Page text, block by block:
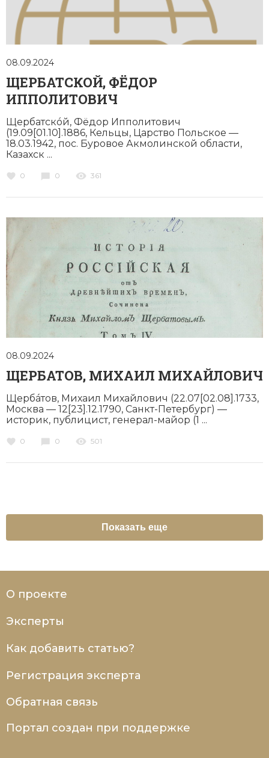
08.09.2024
ЩЕРБАТСКОЙ, ФЁДОР
ИППОЛИТОВИЧ
Щербатскóй, Фёдор Ипполитович
(19.09[01.10].1886, Кельцы, Царство Польское —
18.03.1942, пос. Буровое Акмолинской области,
Казахск ...
0 0 361
08.09.2024
ЩЕРБАТОВ, МИХАИЛ МИХАЙЛОВИЧ
Щербáтов, Михаил Михайлович (22.07[02.08].1733,
Москва — 12[23].12.1790, Санкт-­Петербург) —
историк, публицист, генерал-­майор (1 ...
0 0 501
Показать еще
О проекте
Эксперты
Как добавить статью?
Регистрация эксперта
Обратная связь
Портал создан при поддержке